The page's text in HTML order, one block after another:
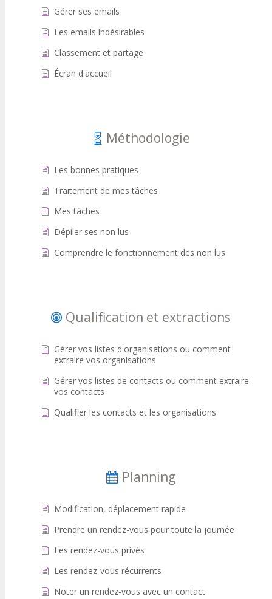
Gérer ses emails
Les emails indésirables
Classement et partage
Écran d'accueil
Méthodologie
Les bonnes pratiques
Traitement de mes tâches
Mes tâches
Dépiler ses non lus
Comprendre le fonctionnement des non lus
Qualification et extractions
Gérer vos listes d'organisations ou comment
extraire vos organisations
Gérer vos listes de contacts ou comment extraire
vos contacts
Qualifier les contacts et les organisations
Planning
Modification, déplacement rapide
Prendre un rendez-vous pour toute la journée
Les rendez-vous privés
Les rendez-vous récurrents
Noter un rendez-vous avec un contact